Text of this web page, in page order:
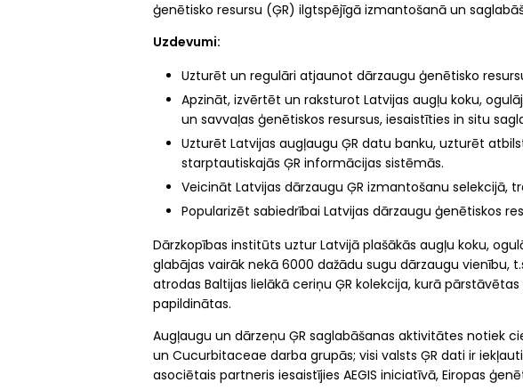
ģenētisko resursu (ĢR) ilgtspējīgā izmantošanā un
Uzdevumi:
Uzturēt un regulāri atjaunot dārzaugu ģenētisko
Apzināt, izvērtēt un raksturot Latvijas augļu koku,
un savvaļas ģenētiskos resursus, iesaistīties in situ
Uzturēt Latvijas augļaugu ĢR datu banku, uzturēt
starptautiskajās ĢR informācijas sistēmās.
Veicināt Latvijas dārzaugu ĢR izmantošanu selekcijā,
Popularizēt sabiedrībai Latvijas dārzaugu ģenētiskos
Dārzkopības institūts uztur Latvijā plašākās augļu koku,
glabājas vairāk nekā 6000 dažādu sugu dārzaugu vienību,
atrodas Baltijas lielākā ceriņu ĢR kolekcija, kurā
papildinātas.
Augļaugu un dārzeņu ĢR saglabāšanas aktivitātes notiek
un Cucurbitaceae darba grupās; visi valsts ĢR dati ir
asociētais partneris iesaistījies AEGIS iniciatīvā, Eiropas